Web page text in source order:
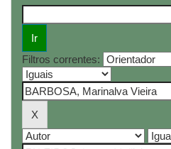
Filtros correntes: